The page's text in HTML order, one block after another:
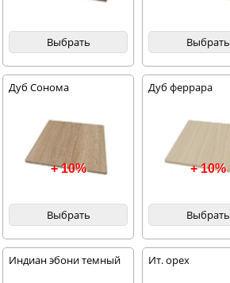
Выбрать Выбрать
Дуб Сонома
+ 10%
Выбрать
Дуб феррара
+ 10%
Выбрать
Индиан эбони темный Ит. орех